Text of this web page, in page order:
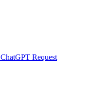
ChatGPT Request